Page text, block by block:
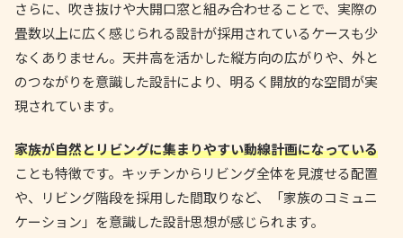
さらに、吹き抜けや大開口窓と組み合わせることで、実際の
畳数以上に広く感じられる設計が採用されているケースも少
なくありません。天井高を活かした縦方向の広がりや、外と
のつながりを意識した設計により、明るく開放的な空間が実
現されています。
家族が自然とリビングに集まりやすい動線計画になっている
ことも特徴です。キッチンからリビング全体を見渡せる配置
や、リビング階段を採用した間取りなど、「家族のコミュニ
ケーション」を意識した設計思想が感じられます。